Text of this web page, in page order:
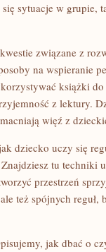
sytuacje w grupie,
związane z
na wspieranie
książki
z lektury.
więź z
dziecko uczy się
tu techniki
przestrzeń
też spójnych reguł,
jak dbać o